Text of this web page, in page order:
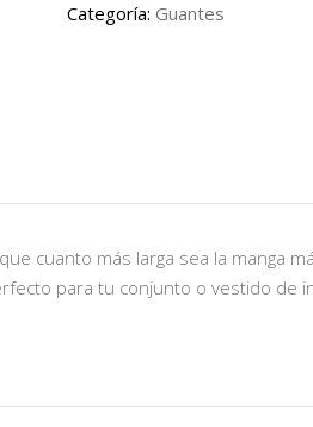
Categoría: Guantes
cuanto más larga sea la manga
para tu conjunto o vestido de